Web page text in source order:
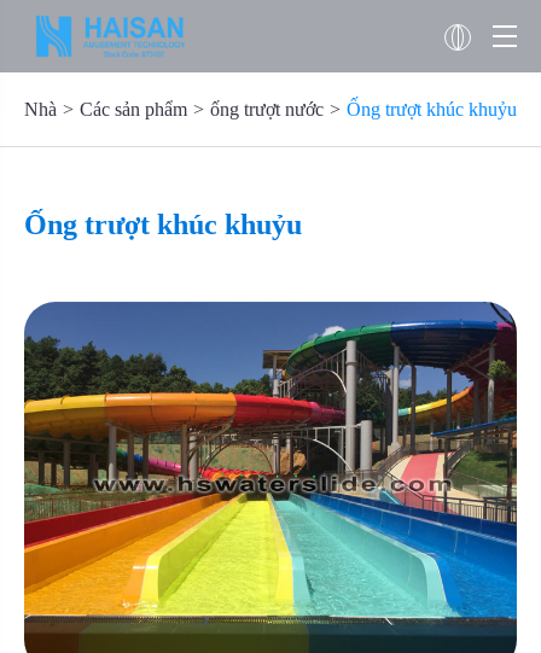
Nhà Các sản phẩm ống trượt nước Ống trượt khúc khuỷu
Ống trượt khúc khuỷu